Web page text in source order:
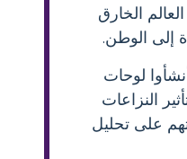
الخارق
إلى الوطن.
لوحات
النزاعات
على تحليل